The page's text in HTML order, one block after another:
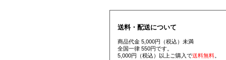
送料・配送について
商品代金 5,000円（税込）未満
全国一律 550円です。
5,000円（税込）以上ご購入で送料無料。